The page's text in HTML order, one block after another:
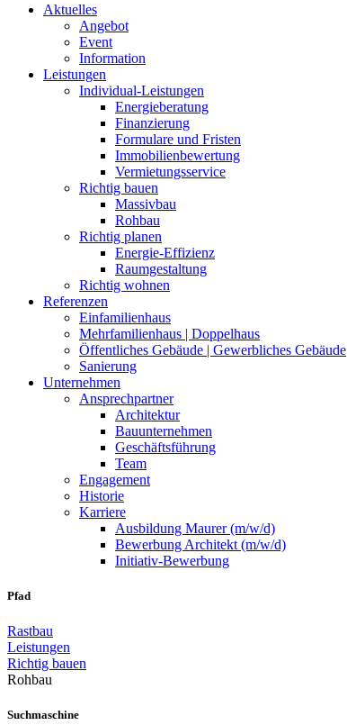
Aktuelles
Angebot
Event
Information
Leistungen
Individual-Leistungen
Energieberatung
Finanzierung
Formulare und Fristen
Immobilienbewertung
Vermietungsservice
Richtig bauen
Massivbau
Rohbau
Richtig planen
Energie-Effizienz
Raumgestaltung
Richtig wohnen
Referenzen
Einfamilienhaus
Mehrfamilienhaus | Doppelhaus
Öffentliches Gebäude | Gewerbliches Gebäude
Sanierung
Unternehmen
Ansprechpartner
Architektur
Bauunternehmen
Geschäftsführung
Team
Engagement
Historie
Karriere
Ausbildung Maurer (m/w/d)
Bewerbung Architekt (m/w/d)
Initiativ-Bewerbung
Pfad
Rastbau
Leistungen
Richtig bauen
Rohbau
Suchmaschine